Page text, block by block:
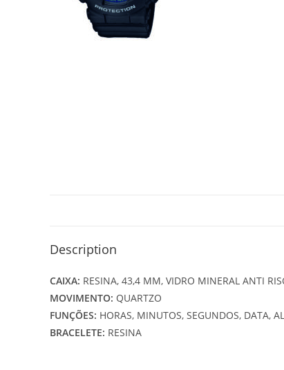
Description
CAIXA: RESINA, 43,4 MM, VIDRO MINERAL ANTI
MOVIMENTO: QUARTZO
FUNÇÕES: HORAS, MINUTOS, SEGUNDOS, DATA,
BRACELETE: RESINA